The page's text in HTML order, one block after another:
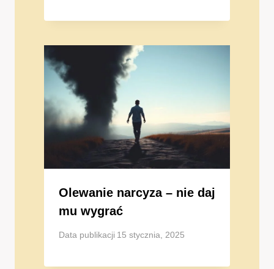
Olewanie narcyza – nie daj
mu wygrać
Data publikacji 15 stycznia, 2025